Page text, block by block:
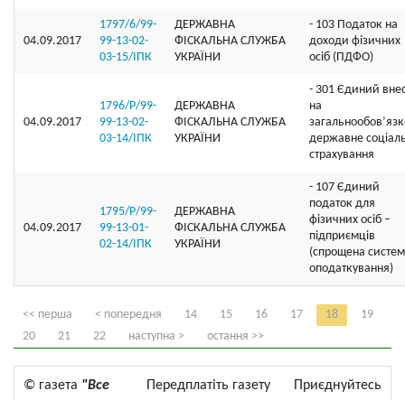
04.09.2017
1797/6/99-
99-13-02-
03-15/ІПК
ДЕРЖАВНА
ФІСКАЛЬНА СЛУЖБА
УКРАЇНИ
- 103 Податок на
доходи фізичних
осіб (ПДФО)
04.09.2017
1796/Р/99-
99-13-02-
03-14/ІПК
ДЕРЖАВНА
ФІСКАЛЬНА СЛУЖБА
УКРАЇНИ
- 301 Єдиний
на
державне
страхування
04.09.2017
1795/Р/99-
99-13-01-
02-14/ІПК
ДЕРЖАВНА
ФІСКАЛЬНА СЛУЖБА
УКРАЇНИ
- 107 Єдиний
податок для
фізичних осіб –
підприємців
(спрощена
оподаткування)
<< перша < попередня 14 15 16 17 18
19
20
21 22 наступна > остання >>
© газета "Все
Передплатіть газету
Приєднуйтесь